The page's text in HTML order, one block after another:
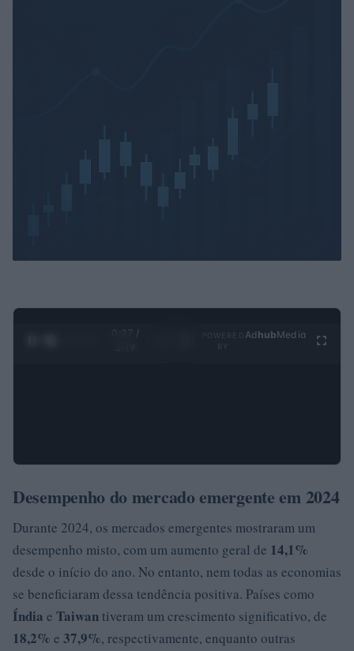
0:28 /
Ad hubMedia
Desempenho do mercado emergente em 2024
Durante 2024, os mercados emergentes mostraram um
desempenho misto, com um aumento geral de 14,1%
desde o início do ano. No entanto, nem todas as economias
se beneficiaram dessa tendência positiva. Países como
Índia e Taiwan tiveram um crescimento significativo, de
18,2% e 37,9%, respectivamente, enquanto outras